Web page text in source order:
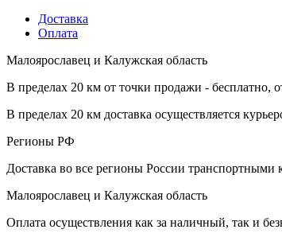
Доставка
Оплата
Малоярославец и Калужская область
В пределах 20 км от точки продажи - бесплатно,
В пределах 20 км доставка осуществляется
Регионы РФ
Доставка во все регионы России транспортными
Малоярославец и Калужская область
Оплата осуществления как за наличный, так и